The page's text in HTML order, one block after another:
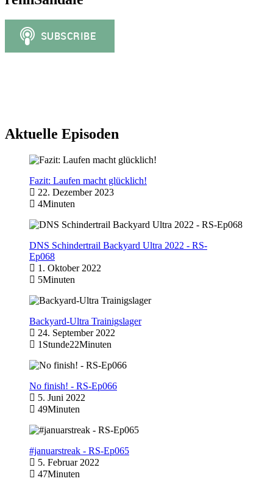
Aktuelle Episoden
Fazit: Laufen macht glücklich!
22. Dezember 2023
4Minuten
DNS Schindertrail Backyard Ultra 2022 - RS-
Ep068
1. Oktober 2022
5Minuten
Backyard-Ultra Trainigslager
24. September 2022
1Stunde22Minuten
No finish! - RS-Ep066
5. Juni 2022
49Minuten
#januarstreak - RS-Ep065
5. Februar 2022
47Minuten